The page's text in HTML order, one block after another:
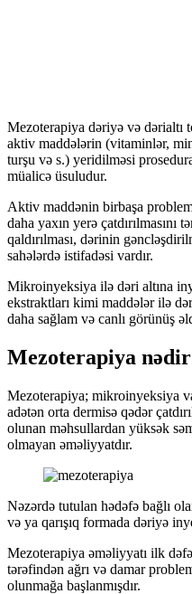
Mezoterapiya dəriyə və
aktiv maddələrin (vitaminlər,
turşu və s.) yeridilməsi
müalicə üsuludur.
Aktiv maddənin birbaşa
daha yaxın yerə
qaldırılması, dərinin
sahələrdə istifadəsi vardır.
Mikroinyeksiya ilə dəri altına
ekstraktları kimi maddələr ilə
daha sağlam və canlı görünüş
Mezoterapiya
Mezoterapiya; mikroinyeksiya
adətən orta dermisə qədər
olunan məhsullardan yüksək
olmayan əməliyyatdır.
Nəzərdə tutulan hədəfə bağlı
və ya qarışıq formada dəriyə
Mezoterapiya əməliyyatı ilk
tərəfindən ağrı və damar
olunmağa başlanmışdır.